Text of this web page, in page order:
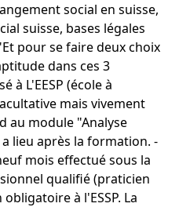
social en suisse,
suisse, bases légales
pour se faire deux choix
dans ces 3
à L'EESP (école à
mais vivement
au module "Analyse
lieu après la formation. -
mois effectué sous la
qualifié (praticien
à l'ESSP. La